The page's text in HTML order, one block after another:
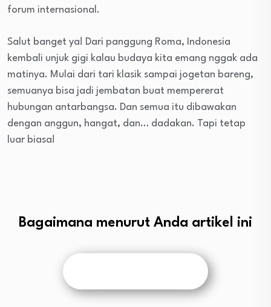
forum internasional.
Salut banget ya! Dari panggung Roma, Indonesia
kembali unjuk gigi kalau budaya kita emang nggak ada
matinya. Mulai dari tari klasik sampai jogetan bareng,
semuanya bisa jadi jembatan buat mempererat
hubungan antarbangsa. Dan semua itu dibawakan
dengan anggun, hangat, dan… dadakan. Tapi tetap
luar biasa!
Bagaimana menurut Anda artikel ini